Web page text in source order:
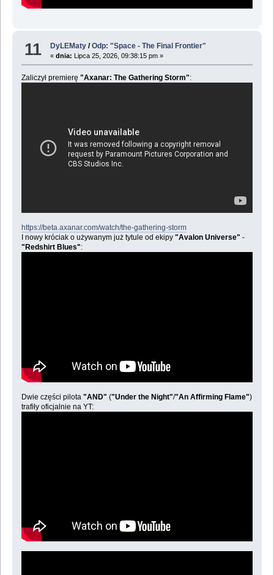
11 DyLEMaty /Odp: "Space - The Final Frontier"
«dnia: Lipca 25, 2026, 09:38:15 pm »
Zaliczył premierę "Axanar: The Gathering Storm":
https://beta.axanar.com/watch/the-gathering-storm
I nowy króciak o używanym już tytule od ekipy "Avalon Universe" -
"Redshirt Blues":
Dwie części pilota "AND" ("Under the Night"/"An Affirming Flame")
trafiły oficjalnie na YT: